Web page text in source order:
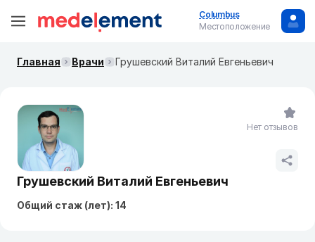
Columbus
Местоположение
Главная Врачи Грушевский Виталий Евгеньевич
Грушевский Виталий Евгеньевич
Общий стаж (лет): 14
Нет отзывов